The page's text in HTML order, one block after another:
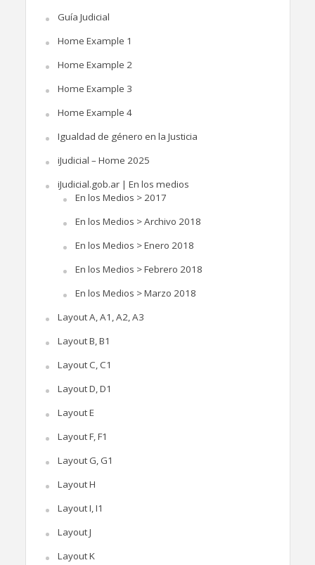
Guía Judicial
Home Example 1
Home Example 2
Home Example 3
Home Example 4
Igualdad de género en la Justicia
iJudicial – Home 2025
iJudicial.gob.ar | En los medios
En los Medios > 2017
En los Medios > Archivo 2018
En los Medios > Enero 2018
En los Medios > Febrero 2018
En los Medios > Marzo 2018
Layout A, A1, A2, A3
Layout B, B1
Layout C, C1
Layout D, D1
Layout E
Layout F, F1
Layout G, G1
Layout H
Layout I, I1
Layout J
Layout K